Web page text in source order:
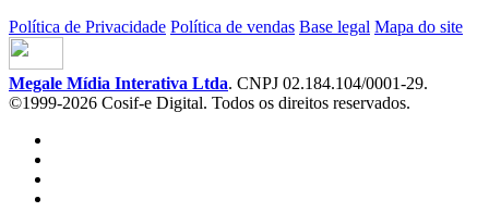
Política de Privacidade Política de vendas Base legal Mapa do site
Megale Mídia Interativa Ltda. CNPJ 02.184.104/0001-29.
©1999-2026 Cosif-e Digital. Todos os direitos reservados.